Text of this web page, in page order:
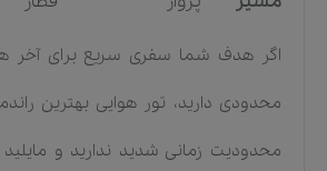
اگر هدف شما سفری سریع برای آخر
محدودی دارید، تور هوایی بهترین
محدودیت زمانی شدید ندارید و